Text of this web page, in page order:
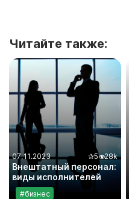
Читайте также:
07.11.2023 ✰5 28k
Внештатный персонал:
виды исполнителей
#бизнес